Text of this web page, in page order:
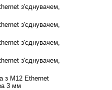
з'єднувачем,
з'єднувачем,
з'єднувачем,
з'єднувачем,
з M12 Ethernet
3 мм